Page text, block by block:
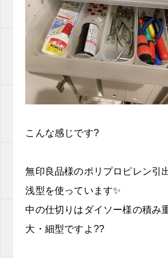
こんな感じです?
無印良品様のポリプロピレン引
浅型を使っています✨
中の仕切りはダイソー様の積み
大・細型ですよ??